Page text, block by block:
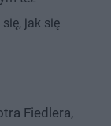
jak się
Fiedlera,